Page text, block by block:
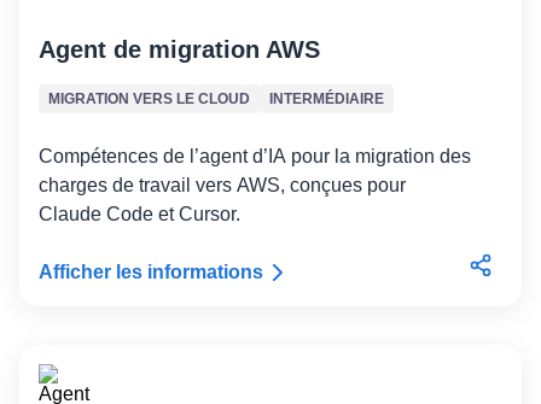
Agent de migration AWS
MIGRATION VERS LE CLOUD INTERMÉDIAIRE
Compétences de l’agent d’IA pour la migration des
charges de travail vers AWS, conçues pour
Claude Code et Cursor.
Afficher les informations